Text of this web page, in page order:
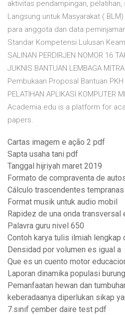
aktivitas pendampingan, pelatihan,
Langsung untuk Masyarakat (
para anggota dan data
Standar Kompetensi Lulusan
SALINAN PERDIRJEN NOMOR 16
JUKNIS BANTUAN LEMBAGA
Pembukaan Proposal Bantuan PKH
PELATIHAN APLIKASI KOMPUTER
Academia.edu is a platform for
papers.
Cartas imagem e ação 2 pdf
Sapta usaha tani pdf
Tanggal hijriyah maret 2019
Formato de compraventa de
Cálculo trascendentes
Format musik untuk audio mobil
Rapidez de una onda transversal
Palavra guru nivel 650
Contoh karya tulis ilmiah lengkap
Densidad por volumen es igual a
Que es un cuento motor
Laporan dinamika populasi burung
Pemanfaatan hewan dan
keberadaanya diperlukan sikap
7.sınıf çember daire test pdf